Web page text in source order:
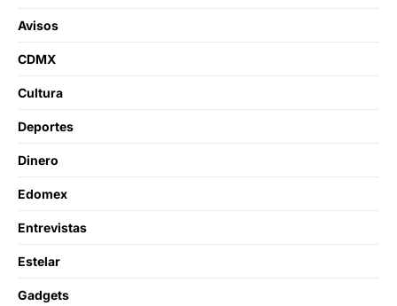
Avisos
CDMX
Cultura
Deportes
Dinero
Edomex
Entrevistas
Estelar
Gadgets